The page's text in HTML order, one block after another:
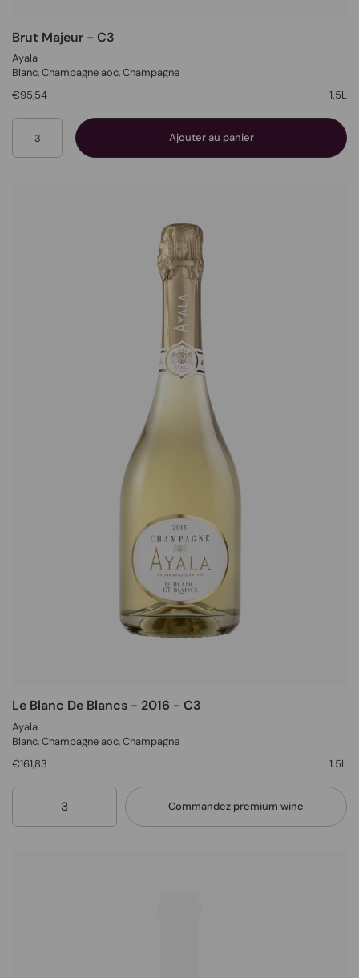
Brut Majeur - C3
Ayala
Blanc, Champagne aoc,Champagne
€95,54
1.5L
Quantité
Ajouter au panier
Le Blanc De Blancs - 2016 - C3
Ayala
Blanc, Champagne aoc,Champagne
€161,83
1.5L
Commandez premium wine